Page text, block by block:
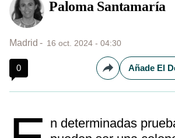
Paloma Santamaría
Madrid 16 oct. 2024 - 04:30
0 Compartir
Añade El
n determinadas